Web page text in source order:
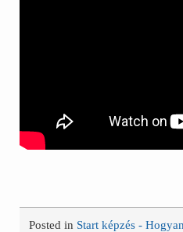
Posted in Start képzés -